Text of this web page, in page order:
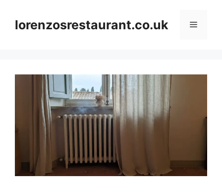
contentlorenzosrestaurant.co.uk Menu